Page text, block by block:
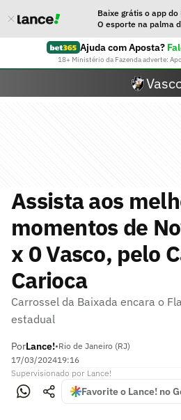
Baixe grátis o app do
O esporte na palma
Ajuda com Aposta?
18+ Ministério da Fazenda adverte:
Assista aos
momentos de
x 0 Vasco, pelo
Carioca
Carrossel da Baixada encara o
estadual
PorLance!•Rio de Janeiro (RJ)
17/03/202419:16
Supervisionado por Lance!
Favorite o Lance! no